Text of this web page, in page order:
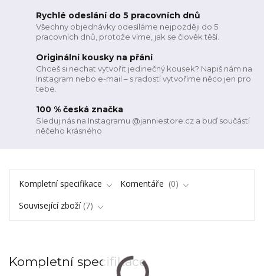
Rychlé odeslání do 5 pracovních dnů
Všechny objednávky odesíláme nejpozději do 5
pracovních dnů, protože víme, jak se člověk těší.
Originální kousky na přání
Chceš si nechat vytvořit jedinečný kousek? Napiš nám na
Instagram nebo e-mail – s radostí vytvoříme něco jen pro
tebe.
100 % česká značka
Sleduj nás na Instagramu @janniestore.cz a buď součástí
něčeho krásného
Kompletní specifikace Komentáře
0
Související zboží 7
Kompletní specifikace